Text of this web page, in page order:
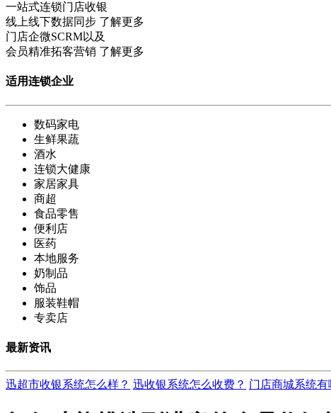
一站式连锁门店收银
线上线下数据同步 了解更多
门店企微SCRM以及
会员精准拓客营销 了解更多
适用连锁企业
数码家电
生鲜果蔬
酒水
连锁大健康
家居家具
商超
食品零售
便利店
医药
本地服务
奶制品
饰品
服装鞋帽
专卖店
最新资讯
迅超市收银系统怎么样？ 迅收银系统怎么收费？ 门店商城系统有